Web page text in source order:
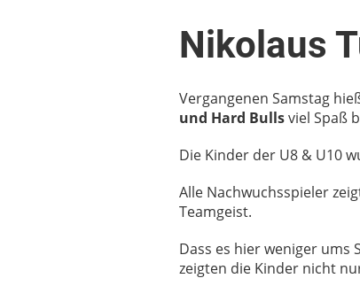
Nikolaus
Vergangenen Samstag
und Hard Bullsviel Spaß
Die Kinder der U8 & U10
Alle Nachwuchsspieler
Teamgeist.
Dass es hier weniger ums
zeigten die Kinder nicht